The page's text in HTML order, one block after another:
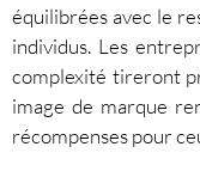
équilibrées avec le
individus. Les
complexité tireront
image de marque
récompenses pour